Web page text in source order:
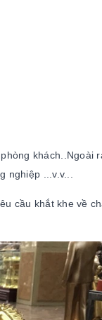
khách..Ngoài
...v.v...
cầu khắt khe về